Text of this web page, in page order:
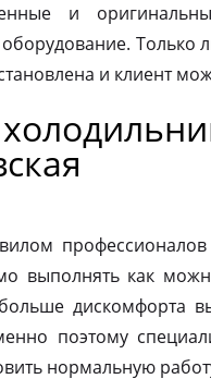
и
Только
и клиент
профессионалов
выполнять как
дискомфорта
поэтому
нормальную